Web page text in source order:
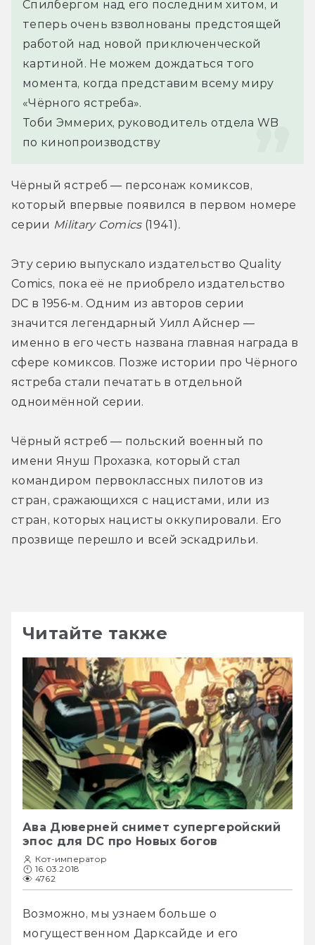
Спилбергом над его последним хитом, и
теперь очень взволнованы предстоящей
работой над новой приключенческой
картиной. Не можем дождаться того
момента, когда представим всему миру
«Чёрного ястреба».
Тоби Эммерих, руководитель отдела WB
по кинопроизводству
Чёрный ястреб — персонаж комиксов,
который впервые появился в первом номере
серии Military Comics (1941).
Эту серию выпускало издательство Quality
Comics, пока её не приобрело издательство
DC в 1956-м. Одним из авторов серии
значится легендарный Уилл Айснер —
именно в его честь названа главная награда в
сфере комиксов. Позже истории про Чёрного
ястреба стали печатать в отдельной
одноимённой серии.
Чёрный ястреб — польский военный по
имени Януш Прохазка, который стал
командиром первоклассных пилотов из
стран, сражающихся с нацистами, или из
стран, которых нацисты оккупировали. Его
прозвище перешло и всей эскадрильи.
Читайте также
Ава Дюверней снимет супергеройский
эпос для DC про Новых богов
Кот-император
16.03.2018
4762
Возможно, мы узнаем больше о
могущественном Дарксайде и его